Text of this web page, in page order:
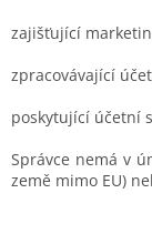
zajišťující
zpracovávající
poskytující účetní
Správce nemá v
země mimo EU)